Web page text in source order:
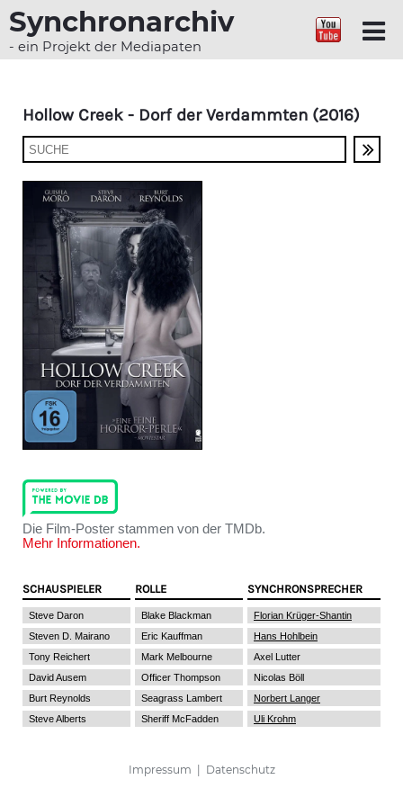
Synchronarchiv
- ein Projekt der Mediapaten
Hollow Creek - Dorf der Verdammten (2016)
Die Film-Poster stammen von der TMDb.
Mehr Informationen.
SCHAUSPIELER ROLLE SYNCHRONSPRECHER
Steve Daron Blake Blackman
Florian Krüger-Shantin
Steven D. Mairano
Eric Kauffman
Hans Hohlbein
Tony Reichert
Mark Melbourne
Axel Lutter
David Ausem
Officer Thompson
Nicolas Böll
Burt Reynolds
Seagrass Lambert
Norbert Langer
Steve Alberts
Sheriff McFadden Uli Krohm
Impressum Datenschutz